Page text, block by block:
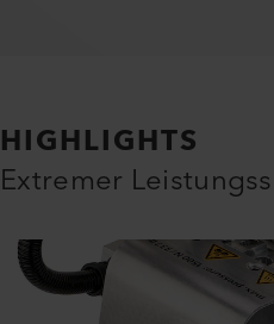
HIGHLIGHTS
Extremer